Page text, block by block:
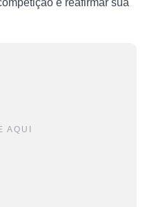
e reafirmar sua
AQUI